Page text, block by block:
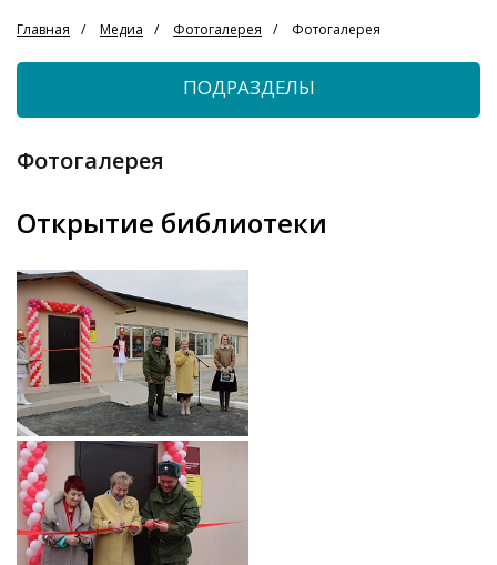
Главная Медиа Фотогалерея Фотогалерея
ПОДРАЗДЕЛЫ
Фотогалерея
Открытие библиотеки